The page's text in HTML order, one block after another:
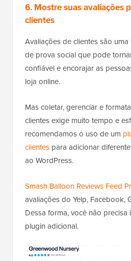
6. Mostre suas avaliações
clientes
Avaliações de clientes são
de prova social que pode
confiável e encorajar as
loja online.
Mas coletar, gerenciar e
clientes exige muito tempo e
recomendamos o uso de um
clientes para adicionar
ao WordPress.
Smash Balloon Reviews Feed
avaliações do Yelp, Facebook,
Dessa forma, você não precisa
plugin adicional.